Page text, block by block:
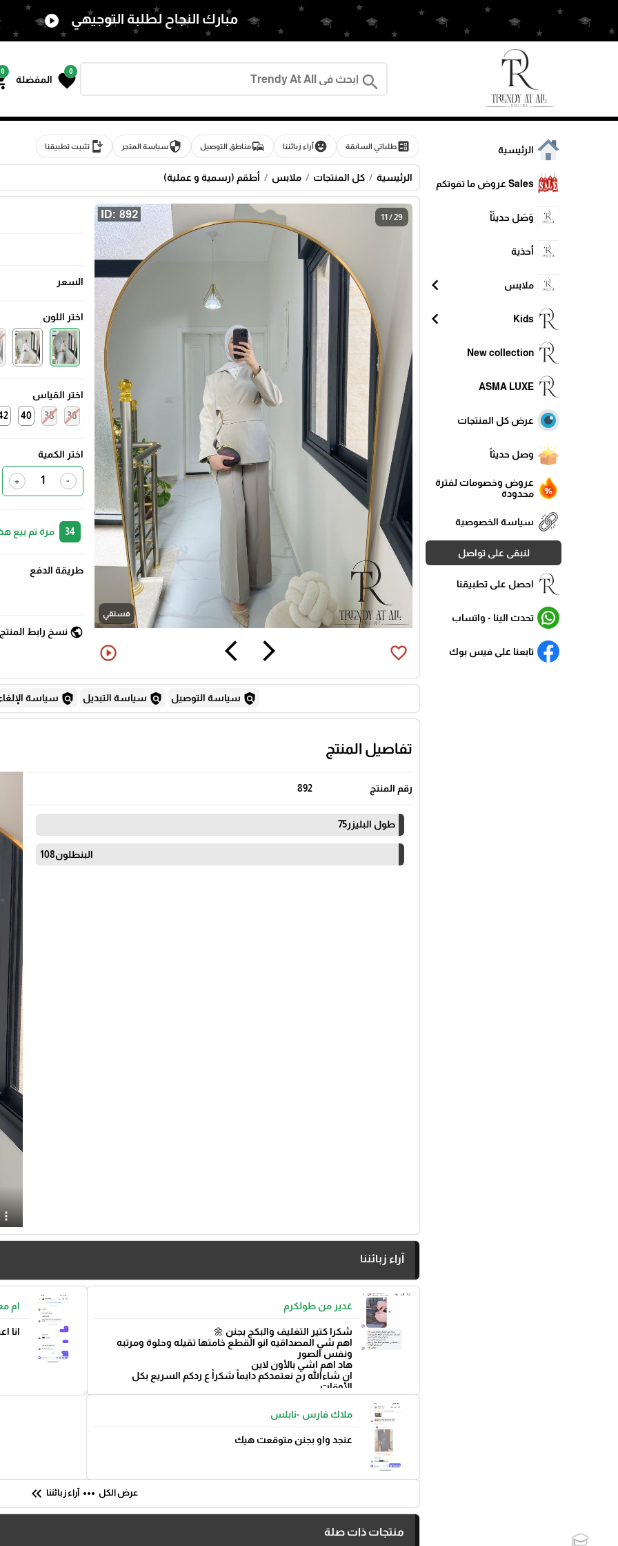
search
0
favorite المفضلة
0
مبارك النجاح لطلبة التوجيهي play_circle
الرئيسية
Sales عروض ما تفوتكم
وَصَل حديثَاً
أحذية
ملابس chevron_left
Kids
chevron_left
New collection
ASMA LUXE
عرض كل المنتجات
وصل حديثاً
عروض وخصومات لفترة
محدودة
سياسة الخصوصية
لنبقى على تواصل
احصل على تطبيقنا
تحدث الينا - واتساب
تابعنا على فيس بوك
ballotطلباتي السابقة emoji_emotionsآراء زبائننا commuteمناطق التوصيل securityسياسة المتجر install_mobileتثبيت تطبيقنا
الرئيسية كل المنتجات ملابس أطقم (رسمية و عملية)
11 / 29
فستقي
arrow_forward_ios
arrow_back_ios favorite_border
play_circle_outline
السعر
اختر اللون
اختر القياس
36
38
40
اختر الكمية
-
+
34 مرة تم بيع
طريقة الدفع
public نسخ رابط
policy سياسة التوصيل policy سياسة التبديل policy سياسة
تفاصيل المنتج
رقم المنتج 892
طول البليزر75
آراء زبائننا
غدير من طولكرم
شكرا كتير التغليف والبكج بجنن 🌼
اهم شي المصداقيه انو القطع خامتها تقيله وحلوة ومرتبه
ونفس الصور
هاد اهم اشي بالأون لاين
ان شاءالله رح نعتمدكم دايماً شكراً ع ردكم السريع بكل
الأوقات
بتوفيق 🌼
ام
انا
ملاك فارس -نابلس
عنجد واو بجنن متوقعت هيك
عرض الكل more_horiz آراء زبائننا keyboard_double_arrow_left
منتجات ذات صلة